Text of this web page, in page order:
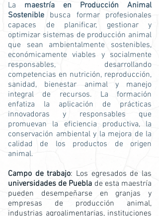
La maestría en Producción Animal
Sostenible busca formar profesionales
capaces de planificar, gestionar y
optimizar sistemas de producción animal
que sean ambientalmente sostenibles,
económicamente viables y socialmente
responsables, desarrollando
competencias en nutrición, reproducción,
sanidad, bienestar animal y manejo
integral de recursos. La formación
enfatiza la aplicación de prácticas
innovadoras y responsables que
promuevan la eficiencia productiva, la
conservación ambiental y la mejora de la
calidad de los productos de origen
animal.
Campo de trabajo: Los egresados de las
universidades de Puebla de esta maestría
pueden desempeñarse en granjas y
empresas de producción animal,
industrias agroalimentarias, instituciones